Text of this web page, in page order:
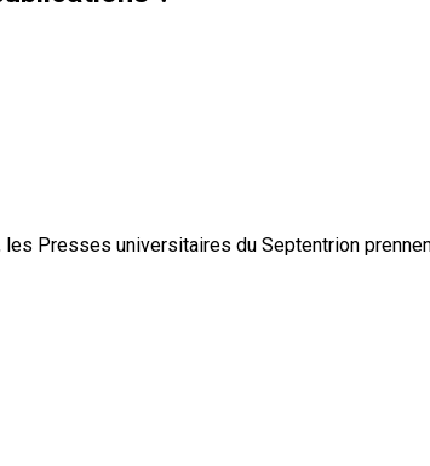
Presses universitaires du Septentrion